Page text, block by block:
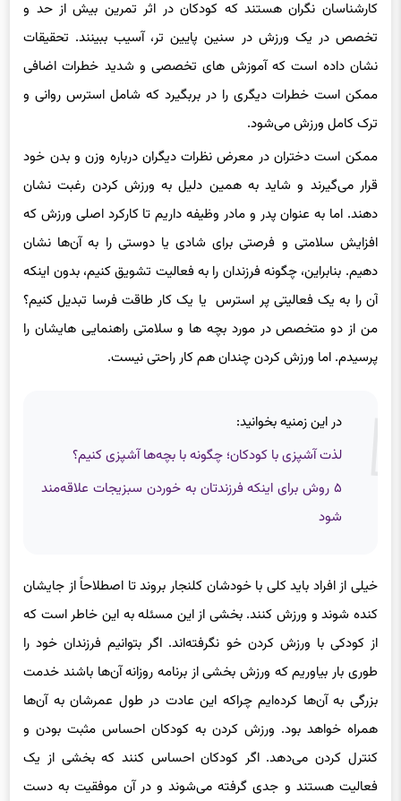
تخصص در یک ورزش در سنین پایین تر، آسیب ببینند. تحقیقات
نشان داده است که آموزش های تخصصی و شدید خطرات اضافی
ممکن است خطرات دیگری را در بربگیرد که شامل استرس روانی و
ترک کامل ورزش می‌شود.
ممکن است دختران در معرض نظرات دیگران درباره وزن و بدن خود
قرار می‌گیرند و شاید به همین دلیل به ورزش کردن رغبت نشان
دهند. اما به عنوان پدر و مادر وظیفه داریم تا کارکرد اصلی ورزش که
افزایش سلامتی و فرصتی برای شادی یا دوستی را به آن‌ها نشان
دهیم. بنابراین، چگونه فرزندان را به فعالیت تشویق کنیم، بدون اینکه
آن را به یک فعالیتی پر استرس یا یک کار طاقت فرسا تبدیل کنیم؟
من از دو متخصص در مورد بچه ها و سلامتی راهنمایی هایشان را
پرسیدم. اما ورزش کردن چندان هم کار راحتی نیست.
لذت آشپزی با کودکان؛ چگونه با بچه‌ها آشپزی کنیم؟
۵ روش برای اینکه فرزندتان به خوردن سبزیجات علاقه‌مند
شود
کنده شوند و ورزش کنند. بخشی از این مسئله به این خاطر است که
از کودکی با ورزش کردن خو نگرفته‌اند. اگر بتوانیم فرزندان خود را
طوری بار بیاوریم که ورزش بخشی از برنامه روزانه آن‌ها باشند خدمت
بزرگی به آن‌ها کرده‌ایم چراکه این عادت در طول عمرشان به آن‌ها
همراه خواهد بود. ورزش کردن به کودکان احساس مثبت بودن و
کنترل کردن می‌دهد. اگر کودکان احساس کنند که بخشی از یک
فعالیت هستند و جدی گرفته می‌شوند و در آن موفقیت به دست
می‌آورند، در آن فعالیت مشارکت بیشتری خواهند داشت و برایش